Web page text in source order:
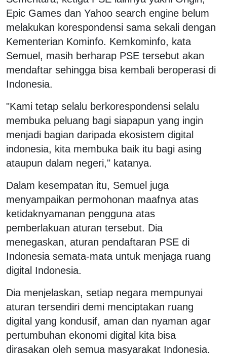
Epic Games dan Yahoo search engine belum
melakukan korespondensi sama sekali dengan
Kementerian Kominfo. Kemkominfo, kata
Semuel, masih berharap PSE tersebut akan
mendaftar sehingga bisa kembali beroperasi di
Indonesia.
"Kami tetap selalu berkorespondensi selalu
membuka peluang bagi siapapun yang ingin
menjadi bagian daripada ekosistem digital
indonesia, kita membuka baik itu bagi asing
ataupun dalam negeri," katanya.
Dalam kesempatan itu, Semuel juga
menyampaikan permohonan maafnya atas
ketidaknyamanan pengguna atas
pemberlakuan aturan tersebut. Dia
menegaskan, aturan pendaftaran PSE di
Indonesia semata-mata untuk menjaga ruang
digital Indonesia.
Dia menjelaskan, setiap negara mempunyai
aturan tersendiri demi menciptakan ruang
digital yang kondusif, aman dan nyaman agar
pertumbuhan ekonomi digital kita bisa
dirasakan oleh semua masyarakat Indonesia.